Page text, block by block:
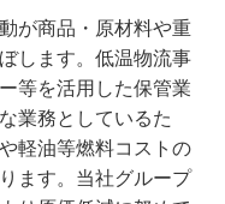
が商品・原材料や重
します。低温物流事
等を活用した保管業
業務としているた
軽油等燃料コストの
ます。当社グループ